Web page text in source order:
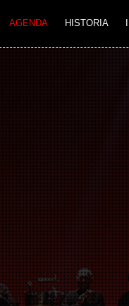
AGENDA HISTORIA